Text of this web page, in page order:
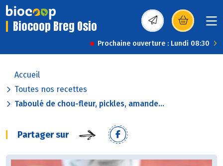
Biocoop Breg Osio (s’ouvre dans une
Prochaine ouverture : Lundi 08:30
Accueil
Toutes nos recettes
Taboulé de chou-fleur, pickles, amande...
Partager sur